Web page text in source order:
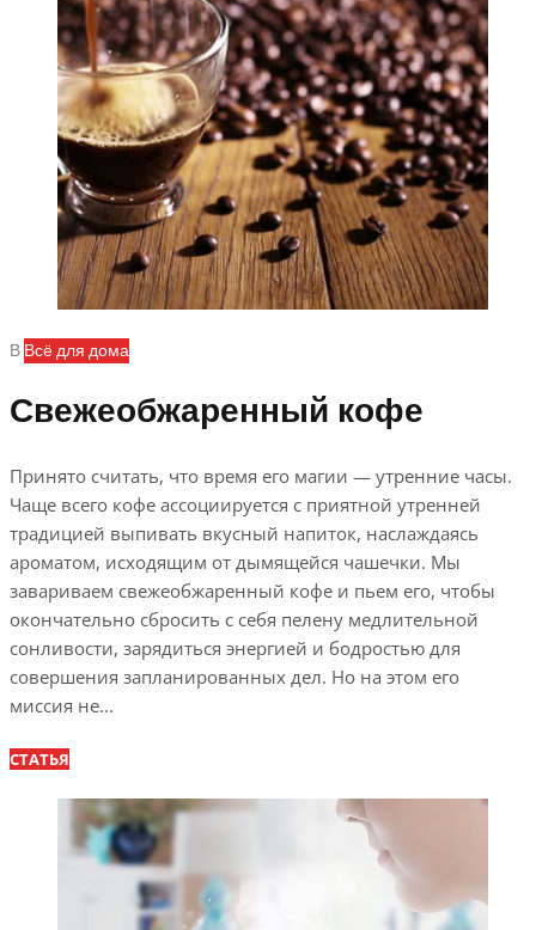
ВВсё для дома
Свежеобжаренный кофе
Принято считать, что время его магии — утренние часы.
Чаще всего кофе ассоциируется с приятной утренней
традицией выпивать вкусный напиток, наслаждаясь
ароматом, исходящим от дымящейся чашечки. Мы
завариваем свежеобжаренный кофе и пьем его, чтобы
окончательно сбросить с себя пелену медлительной
сонливости, зарядиться энергией и бодростью для
совершения запланированных дел. Но на этом его
миссия не...
СТАТЬЯ